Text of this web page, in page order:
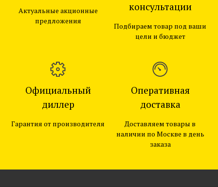
Актуальные акционные
предложения
консультации
Подбираем товар под ваши
цели и бюджет
Официальный
диллер
Гарантия от производителя
Оперативная
доставка
Доставляем товары в
наличии по Москве в день
заказа